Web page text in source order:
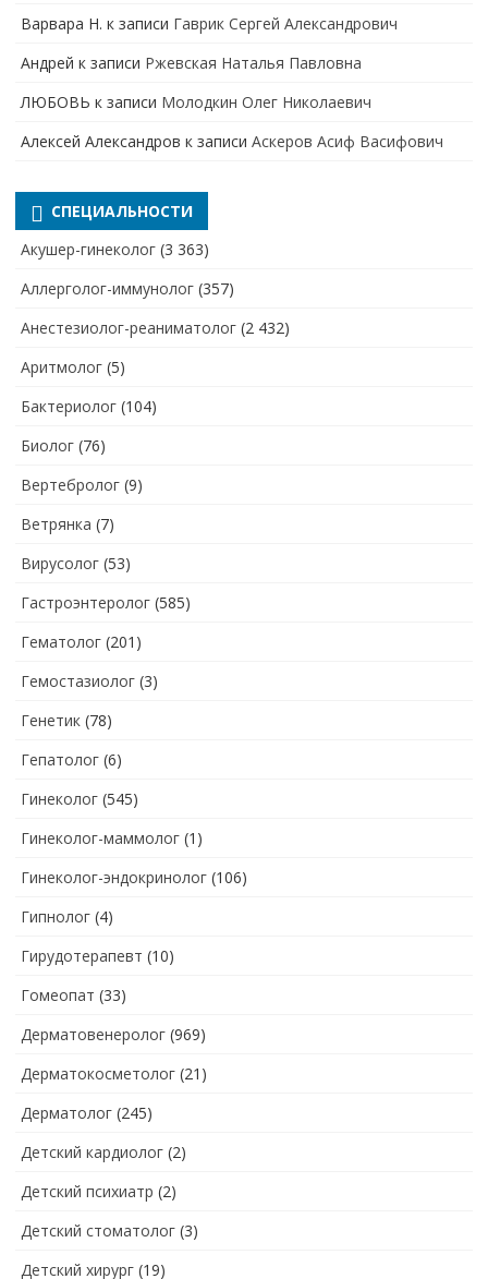
Варвара Н. к записи Гаврик Сергей Александрович
Андрей к записи Ржевская Наталья Павловна
ЛЮБОВЬ к записи Молодкин Олег Николаевич
Алексей Александров к записи Аскеров Асиф Васифович
СПЕЦИАЛЬНОСТИ
Акушер-гинеколог (3 363)
Аллерголог-иммунолог (357)
Анестезиолог-реаниматолог (2 432)
Аритмолог (5)
Бактериолог (104)
Биолог (76)
Вертебролог (9)
Ветрянка (7)
Вирусолог (53)
Гастроэнтеролог (585)
Гематолог (201)
Гемостазиолог (3)
Генетик (78)
Гепатолог (6)
Гинеколог (545)
Гинеколог-маммолог (1)
Гинеколог-эндокринолог (106)
Гипнолог (4)
Гирудотерапевт (10)
Гомеопат (33)
Дерматовенеролог (969)
Дерматокосметолог (21)
Дерматолог (245)
Детский кардиолог (2)
Детский психиатр (2)
Детский стоматолог (3)
Детский хирург (19)